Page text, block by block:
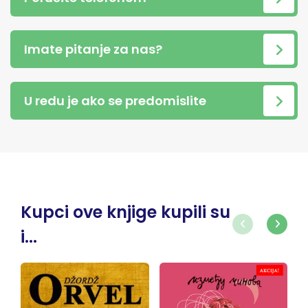
Imate pitanje za nas?
U redu je ako se predomislite
Kupci ove knjige kupili su
i...